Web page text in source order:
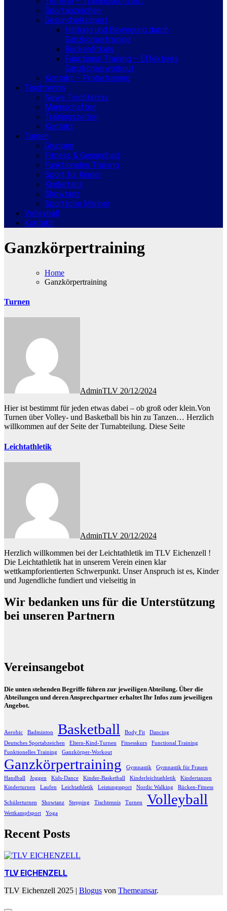
Sportabzeichen
Gesundheitssport
Haltung und Bewegung durch
Ganzkörpertraining
Rückenfitkurs
Functional Training – Effektives
Ganzkörperworkout
Kontakt – Probetraining
Tischtennis
News Tischtennis
Mannschaften
Trainingszeiten
Kontakt
Turnen
Gruppen
Fitness & Gesundheit
Funktionales Training
Sport für Kinder
Kindertanz
Showtanz
Sportliche Männer
Volleyball
Kontakt
Ganzkörpertraining
Home
Ganzkörpertraining
Turnen
AdminTLV 20/12/2024
Hier ist bestimmt für jeden etwas dabei – ob groß oder klein.Von
Turnen über Volley- und Basketball bis hin zu Tanzen… Herzlich
willkommen auf der Seite der Turnabteilung. Diese Seite
Leichtathletik
AdminTLV 20/12/2024
Herzlich willkommen bei der Leichtathletik im TLV Eichenzell !
Die Leichtathletik hat in unserem Verein einen klar
wettkampforientierten Schwerpunkt. Unser Anspruch ist es, Kinder
und Jugendliche fundiert und vielseitig in
Wir bedanken uns für die Unterstützung
bei unseren Partnern
Vereinsangebot
Die unten stehenden Begriffe führen zur jeweiligen Abteilung. Über die
Abteilungen und deren Ansprechpartner erhaltet Ihr Infos zum jeweiligen
Angebot.
Aerobic Badminton Basketball Body Fit
Dancing
Deutsches Sportabzeichen
Eltern-Kind-Turnen Fitnesskurs
Functional Training
Funktionelles Training
Ganzkörper-Workout
Ganzkörpertraining Gymnastik
Gymnastik für Frauen
Handball
Joggen Kids-Dance Kinder-Basketball Kinderleichtathletik
Kindertanzen
Kinderturnen
Laufen Leichtathletik Leistungssport Nordic Walking Rücken-Fitness
Schülerturnen Showtanz Stepping Tischtennis Turnen Volleyball
Wettkampfsport Yoga
Recent Posts
TLV EICHENZELL
TLV Eichenzell 2025 | Blogus von Themeansar.